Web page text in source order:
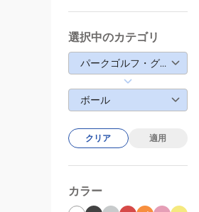
選択中のカテゴリ
パークゴルフ・グラウンドゴルフ・マレットゴルフ
ボール
クリア 適用
カラー